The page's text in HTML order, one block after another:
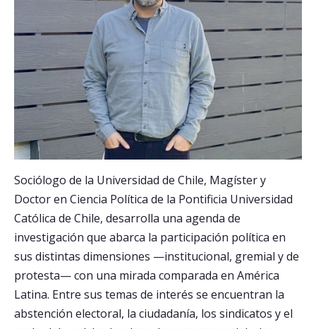
Egresados
Sociólogo de la Universidad de Chile, Magíster y
Doctor en Ciencia Política de la Pontificia Universidad
Católica de Chile, desarrolla una agenda de
investigación que abarca la participación política en
sus distintas dimensiones —institucional, gremial y de
protesta— con una mirada comparada en América
Latina. Entre sus temas de interés se encuentran la
abstención electoral, la ciudadanía, los sindicatos y el